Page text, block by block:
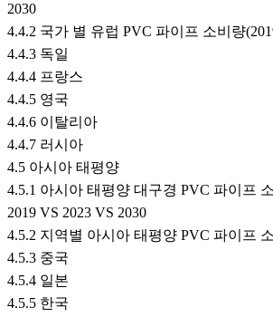
2030
4.4.2 국가 별 유럽 PVC 파이프 소비량
4.4.3 독일
4.4.4 프랑스
4.4.5 영국
4.4.6 이탈리아
4.4.7 러시아
4.5 아시아 태평양
4.5.1 아시아 태평양 대구경 PVC 파이프
2019 VS 2023 VS 2030
4.5.2 지역별 아시아 태평양 PVC 파이프
4.5.3 중국
4.5.4 일본
4.5.5 한국